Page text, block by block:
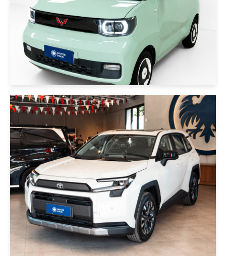
Toyota |2026
TOYOTA RAV4 4X2 2.0 LUXURY
2026 PERLA
USD 47000